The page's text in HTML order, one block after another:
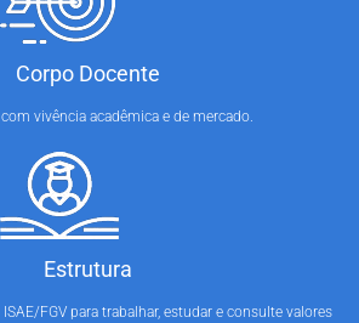
Corpo Docente
vivência acadêmica e de mercado.
Estrutura
FGV para trabalhar, estudar e consulte valores